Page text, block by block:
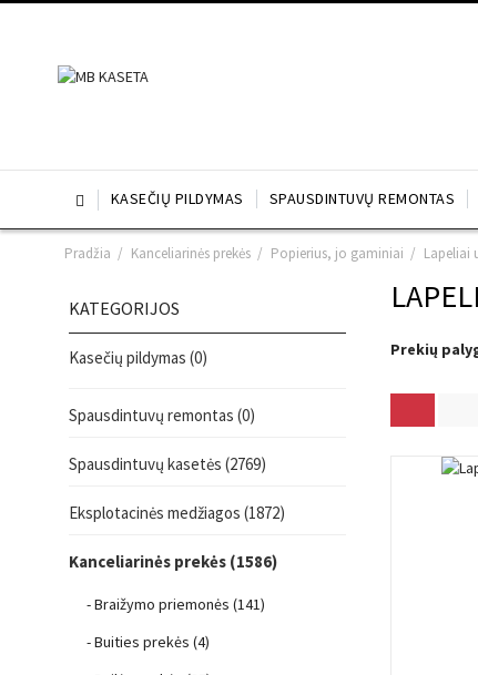
 KASEČIŲ PILDYMAS SPAUSDINTUVŲ REMONTAS
Pradžia / Kanceliarinės prekės / Popierius, jo gaminiai / Lapeliai
Prekių
KATEGORIJOS
Kasečių pildymas (0)
Spausdintuvų remontas (0)
Spausdintuvų kasetės (2769)
Eksplotacinės medžiagos (1872)
Kanceliarinės prekės (1586)
- Braižymo priemonės (141)
- Buities prekės (4)